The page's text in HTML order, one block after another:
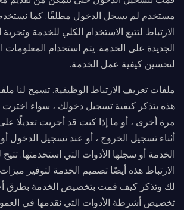
مستخدم لم يسجل الدخول مطلقًا. كما
الارتباط لتتبع الاستخدام الكلي للخدمة
الجديدة على الخدمة. يتم استخدام المعلومات
لتحسين كيفية عمل الخدمة.
ملفات تعريف الارتباط الوظيفية. تسمح لنا
هذه بتذكر كيفية تسجيل دخولك ، سواء اخترت
مرة أخرى ، أو ما إذا كنت قد أجريت تعديلًا
أثناء تسجيل الخروج ، أو عند تسجيل الدخول
الخدمة أو سجلها الأدوات التي استخدمتها.
الارتباط هذه أيضًا تصميم الخدمة لتوفير
لك وتذكر كيف قمت بتخصيص الخدمة بطرق
تخصيص أشرطة الأدوات التي نقدمها في